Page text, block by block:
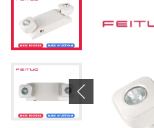
Previous